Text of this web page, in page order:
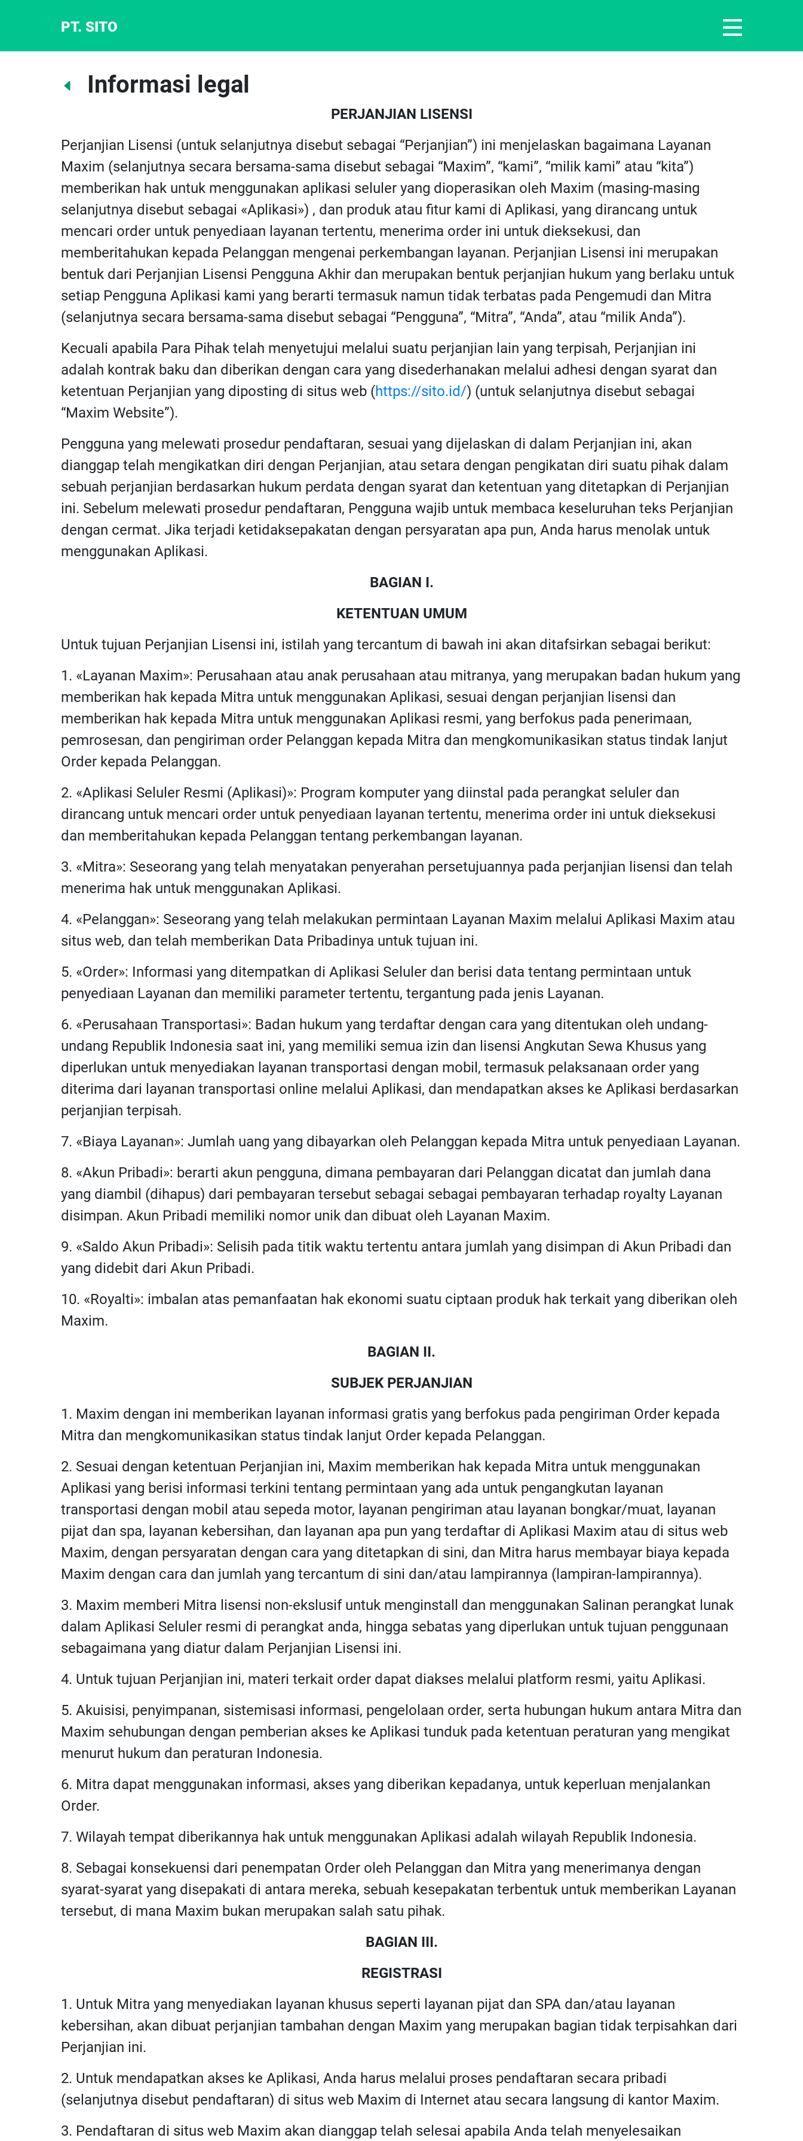
PT. SITO
Informasi legal
PERJANJIAN LISENSI
Perjanjian Lisensi (untuk selanjutnya disebut sebagai “Perjanjian”) ini menjelaskan bagaimana Layanan
Maxim (selanjutnya secara bersama-sama disebut sebagai “Maxim”, “kami”, “milik kami” atau “kita”)
memberikan hak untuk menggunakan aplikasi seluler yang dioperasikan oleh Maxim (masing-masing
selanjutnya disebut sebagai «Aplikasi») , dan produk atau fitur kami di Aplikasi, yang dirancang untuk
mencari order untuk penyediaan layanan tertentu, menerima order ini untuk dieksekusi, dan
memberitahukan kepada Pelanggan mengenai perkembangan layanan. Perjanjian Lisensi ini merupakan
bentuk dari Perjanjian Lisensi Pengguna Akhir dan merupakan bentuk perjanjian hukum yang berlaku untuk
setiap Pengguna Aplikasi kami yang berarti termasuk namun tidak terbatas pada Pengemudi dan Mitra
(selanjutnya secara bersama-sama disebut sebagai “Pengguna”, “Mitra”, “Anda”, atau “milik Anda”).
Kecuali apabila Para Pihak telah menyetujui melalui suatu perjanjian lain yang terpisah, Perjanjian ini
adalah kontrak baku dan diberikan dengan cara yang disederhanakan melalui adhesi dengan syarat dan
ketentuan Perjanjian yang diposting di situs web (https://sito.id/) (untuk selanjutnya disebut sebagai
“Maxim Website”).
Pengguna yang melewati prosedur pendaftaran, sesuai yang dijelaskan di dalam Perjanjian ini, akan
dianggap telah mengikatkan diri dengan Perjanjian, atau setara dengan pengikatan diri suatu pihak dalam
sebuah perjanjian berdasarkan hukum perdata dengan syarat dan ketentuan yang ditetapkan di Perjanjian
ini. Sebelum melewati prosedur pendaftaran, Pengguna wajib untuk membaca keseluruhan teks Perjanjian
dengan cermat. Jika terjadi ketidaksepakatan dengan persyaratan apa pun, Anda harus menolak untuk
menggunakan Aplikasi.
BAGIAN I.
KETENTUAN UMUM
Untuk tujuan Perjanjian Lisensi ini, istilah yang tercantum di bawah ini akan ditafsirkan sebagai berikut:
1. «Layanan Maxim»: Perusahaan atau anak perusahaan atau mitranya, yang merupakan badan hukum yang
memberikan hak kepada Mitra untuk menggunakan Aplikasi, sesuai dengan perjanjian lisensi dan
memberikan hak kepada Mitra untuk menggunakan Aplikasi resmi, yang berfokus pada penerimaan,
pemrosesan, dan pengiriman order Pelanggan kepada Mitra dan mengkomunikasikan status tindak lanjut
Order kepada Pelanggan.
2. «Aplikasi Seluler Resmi (Aplikasi)»: Program komputer yang diinstal pada perangkat seluler dan
dirancang untuk mencari order untuk penyediaan layanan tertentu, menerima order ini untuk dieksekusi
dan memberitahukan kepada Pelanggan tentang perkembangan layanan.
3. «Mitra»: Seseorang yang telah menyatakan penyerahan persetujuannya pada perjanjian lisensi dan telah
menerima hak untuk menggunakan Aplikasi.
4. «Pelanggan»: Seseorang yang telah melakukan permintaan Layanan Maxim melalui Aplikasi Maxim atau
situs web, dan telah memberikan Data Pribadinya untuk tujuan ini.
5. «Order»: Informasi yang ditempatkan di Aplikasi Seluler dan berisi data tentang permintaan untuk
penyediaan Layanan dan memiliki parameter tertentu, tergantung pada jenis Layanan.
6. «Perusahaan Transportasi»: Badan hukum yang terdaftar dengan cara yang ditentukan oleh undang-
undang Republik Indonesia saat ini, yang memiliki semua izin dan lisensi Angkutan Sewa Khusus yang
diperlukan untuk menyediakan layanan transportasi dengan mobil, termasuk pelaksanaan order yang
diterima dari layanan transportasi online melalui Aplikasi, dan mendapatkan akses ke Aplikasi berdasarkan
perjanjian terpisah.
7. «Biaya Layanan»: Jumlah uang yang dibayarkan oleh Pelanggan kepada Mitra untuk penyediaan Layanan.
8. «Akun Pribadi»: berarti akun pengguna, dimana pembayaran dari Pelanggan dicatat dan jumlah dana
yang diambil (dihapus) dari pembayaran tersebut sebagai sebagai pembayaran terhadap royalty Layanan
disimpan. Akun Pribadi memiliki nomor unik dan dibuat oleh Layanan Maxim.
9. «Saldo Akun Pribadi»: Selisih pada titik waktu tertentu antara jumlah yang disimpan di Akun Pribadi dan
yang didebit dari Akun Pribadi.
10. «Royalti»: imbalan atas pemanfaatan hak ekonomi suatu ciptaan produk hak terkait yang diberikan oleh
Maxim.
BAGIAN II.
SUBJEK PERJANJIAN
1. Maxim dengan ini memberikan layanan informasi gratis yang berfokus pada pengiriman Order kepada
Mitra dan mengkomunikasikan status tindak lanjut Order kepada Pelanggan.
2. Sesuai dengan ketentuan Perjanjian ini, Maxim memberikan hak kepada Mitra untuk menggunakan
Aplikasi yang berisi informasi terkini tentang permintaan yang ada untuk pengangkutan layanan
transportasi dengan mobil atau sepeda motor, layanan pengiriman atau layanan bongkar/muat, layanan
pijat dan spa, layanan kebersihan, dan layanan apa pun yang terdaftar di Aplikasi Maxim atau di situs web
Maxim, dengan persyaratan dengan cara yang ditetapkan di sini, dan Mitra harus membayar biaya kepada
Maxim dengan cara dan jumlah yang tercantum di sini dan/atau lampirannya (lampiran-lampirannya).
3. Maxim memberi Mitra lisensi non-ekslusif untuk menginstall dan menggunakan Salinan perangkat lunak
dalam Aplikasi Seluler resmi di perangkat anda, hingga sebatas yang diperlukan untuk tujuan penggunaan
sebagaimana yang diatur dalam Perjanjian Lisensi ini.
4. Untuk tujuan Perjanjian ini, materi terkait order dapat diakses melalui platform resmi, yaitu Aplikasi.
5. Akuisisi, penyimpanan, sistemisasi informasi, pengelolaan order, serta hubungan hukum antara Mitra dan
Maxim sehubungan dengan pemberian akses ke Aplikasi tunduk pada ketentuan peraturan yang mengikat
menurut hukum dan peraturan Indonesia.
6. Mitra dapat menggunakan informasi, akses yang diberikan kepadanya, untuk keperluan menjalankan
Order.
7. Wilayah tempat diberikannya hak untuk menggunakan Aplikasi adalah wilayah Republik Indonesia.
8. Sebagai konsekuensi dari penempatan Order oleh Pelanggan dan Mitra yang menerimanya dengan
syarat-syarat yang disepakati di antara mereka, sebuah kesepakatan terbentuk untuk memberikan Layanan
tersebut, di mana Maxim bukan merupakan salah satu pihak.
BAGIAN III.
REGISTRASI
1. Untuk Mitra yang menyediakan layanan khusus seperti layanan pijat dan SPA dan/atau layanan
kebersihan, akan dibuat perjanjian tambahan dengan Maxim yang merupakan bagian tidak terpisahkan dari
Perjanjian ini.
2. Untuk mendapatkan akses ke Aplikasi, Anda harus melalui proses pendaftaran secara pribadi
(selanjutnya disebut pendaftaran) di situs web Maxim di Internet atau secara langsung di kantor Maxim.
3. Pendaftaran di situs web Maxim akan dianggap telah selesai apabila Anda telah menyelesaikan